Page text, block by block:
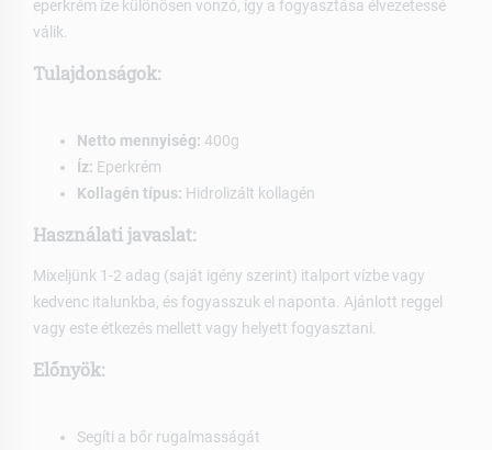
eperkrém íze különösen vonzó, így a fogyasztása élvezetessé
válik.
Tulajdonságok:
Netto mennyiség: 400g
Íz: Eperkrém
Kollagén típus: Hidrolizált kollagén
Használati javaslat:
Mixeljünk 1-2 adag (saját igény szerint) italport vízbe vagy
kedvenc italunkba, és fogyasszuk el naponta. Ajánlott reggel
vagy este étkezés mellett vagy helyett fogyasztani.
Előnyök:
Segíti a bőr rugalmasságát